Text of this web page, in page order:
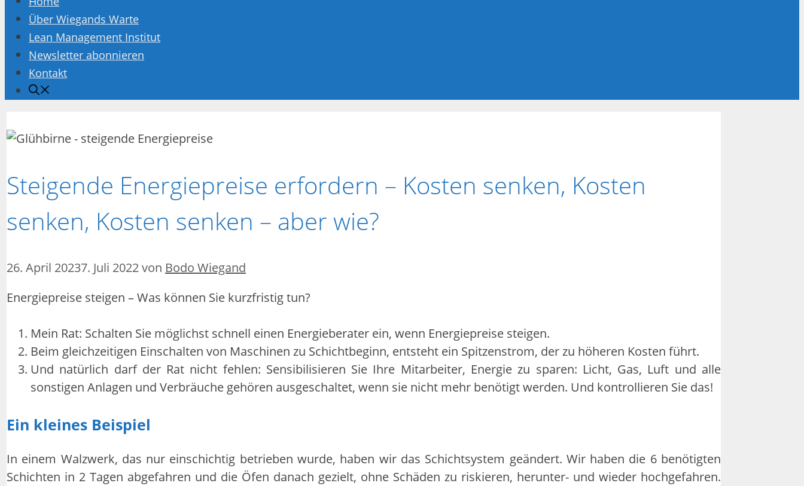
Über Wiegands Warte
Lean Management Institut
Newsletter abonnieren
Kontakt
Steigende Energiepreise erfordern – Kosten senken, Kosten
senken, Kosten senken – aber wie?
26. April 20237. Juli 2022von Bodo Wiegand
Energiepreise steigen – Was können Sie kurzfristig tun?
Mein Rat: Schalten Sie möglichst schnell einen Energieberater ein, wenn Energiepreise steigen.
Beim gleichzeitigen Einschalten von Maschinen zu Schichtbeginn, entsteht ein Spitzenstrom, der zu höheren Kosten führt.
Und natürlich darf der Rat nicht fehlen: Sensibilisieren Sie Ihre Mitarbeiter, Energie zu sparen: Licht, Gas, Luft und alle
sonstigen Anlagen und Verbräuche gehören ausgeschaltet, wenn sie nicht mehr benötigt werden. Und kontrollieren Sie das!
Ein kleines Beispiel
In einem Walzwerk, das nur einschichtig betrieben wurde, haben wir das Schichtsystem geändert. Wir haben die 6 benötigten
Schichten in 2 Tagen abgefahren und die Öfen danach gezielt, ohne Schäden zu riskieren, herunter- und wieder hochgefahren.